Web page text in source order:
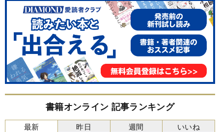
書籍オンライン 記事ランキング
最新 昨日 週間 いいね